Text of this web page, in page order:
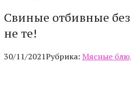
Свиные отбивные без
не те!
30/11/2021Рубрика: Мясные